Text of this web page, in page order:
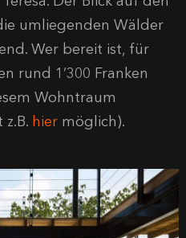
umliegenden Wälder
Wer bereit ist, für
rund 1’300 Franken
Wohntraum
hier möglich).